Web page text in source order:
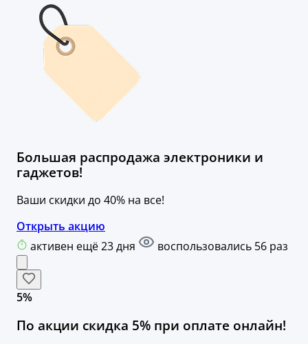
Большая распродажа электроники и
гаджетов!
Ваши скидки до 40% на все!
Открыть акцию
активен ещё 23 дня
воспользовались 56 раз
5%
По акции скидка 5% при оплате онлайн!